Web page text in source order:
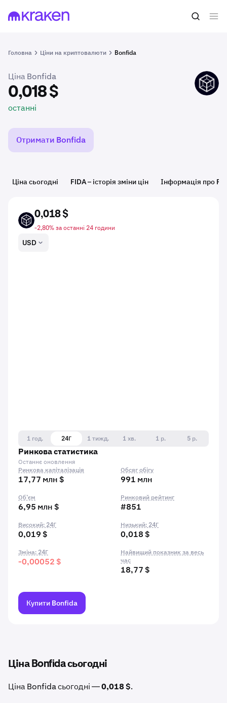
Головна Ціни на криптовалюти Bonfida
0,018 $ Купити FIDA
Ціна Bonfida
0,018 $
останні
FIDA
Отримати Bonfida
Ціна сьогодні FIDA – історія зміни цін Інформація про
FIDA
0,018 $
-2,80% за останні 24 години
USD
1 год. 24Г 1 тижд. 1 хв. 1 р.
5 р.
Ринкова статистика
Останнє оновлення
Ринкова капіталізація
17,77 млн $
Обсяг обігу
991 млн
Об’єм
6,95 млн $
Ринковий рейтинг
#851
Високий: 24Г
0,019 $
Низький: 24Г
0,018 $
Зміна: 24Г
-0,00052 $
Найвищий показник за весь
час
18,77 $
Купити Bonfida
Ціна Bonfida сьогодні
Ціна Bonfida сьогодні —0,018 $.